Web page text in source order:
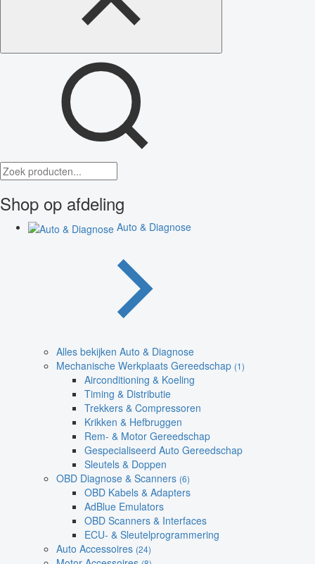
Shop op afdeling
Auto & Diagnose
Alles bekijken Auto & Diagnose
Mechanische Werkplaats Gereedschap (1)
Airconditioning & Koeling
Timing & Distributie
Trekkers & Compressoren
Krikken & Hefbruggen
Rem- & Motor Gereedschap
Gespecialiseerd Auto Gereedschap
Sleutels & Doppen
OBD Diagnose & Scanners (6)
OBD Kabels & Adapters
AdBlue Emulators
OBD Scanners & Interfaces
ECU- & Sleutelprogrammering
Auto Accessoires (24)